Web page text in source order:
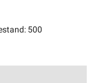
: 500